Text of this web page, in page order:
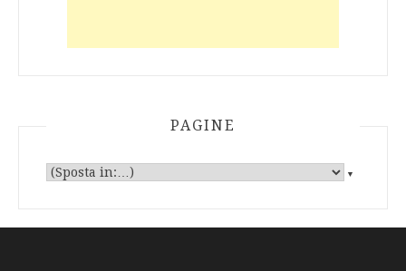
PAGINE
▼